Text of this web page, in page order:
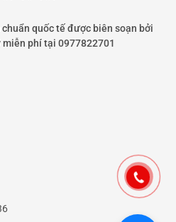
quốc tế được biên soạn bởi
miễn phí tại 0977822701